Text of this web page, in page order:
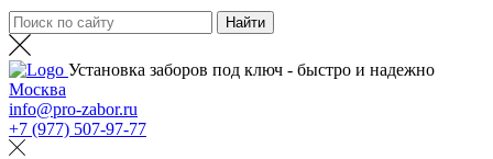
Установка заборов под ключ - быстро и надежно
Москва
info@pro-zabor.ru
+7 (977) 507-97-77